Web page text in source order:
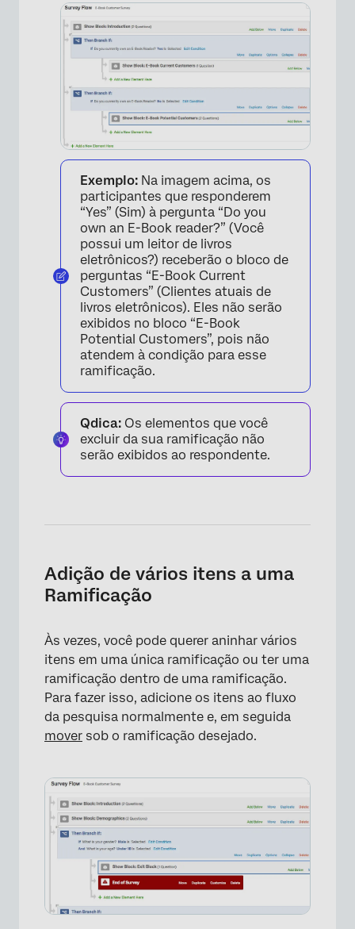
×
Exemplo: Na imagem acima, os
participantes que responderem
“Yes” (Sim) à pergunta “Do you
own an E-Book reader?” (Você
possui um leitor de livros
eletrônicos?) receberão o bloco de
perguntas “E-Book Current
Customers” (Clientes atuais de
livros eletrônicos). Eles não serão
exibidos no bloco “E-Book
Potential Customers”, pois não
atendem à condição para esse
ramificação.
Qdica: Os elementos que você
excluir da sua ramificação não
serão exibidos ao respondente.
Adição de vários itens a uma
Ramificação
Às vezes, você pode querer aninhar vários
itens em uma única ramificação ou ter uma
ramificação dentro de uma ramificação.
Para fazer isso, adicione os itens ao fluxo
da pesquisa normalmente e, em seguida
mover sob o ramificação desejado.